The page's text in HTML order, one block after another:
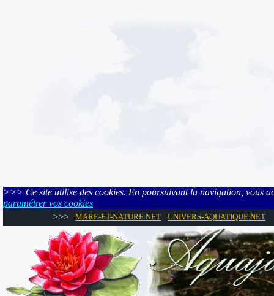
>>> Ce site utilise des cookies. En poursuivant la navigation, vous
paramétrer vos cookies
>>>
MARE-ET-NATURE.NET UNIVERS-AQUATIQUE.NET